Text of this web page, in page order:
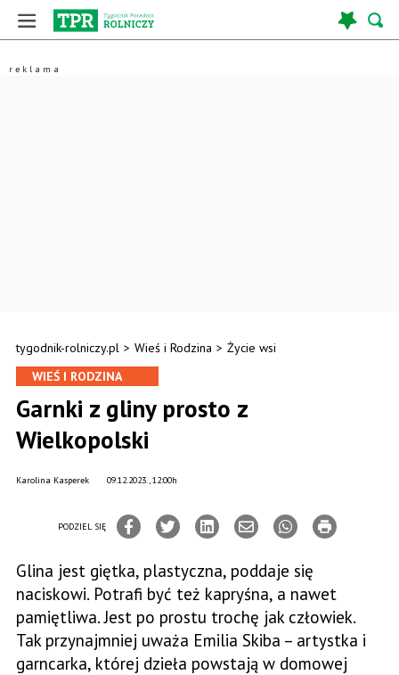
tygodnik-rolniczy.pl > Wieś i Rodzina > Życie wsi
WIEŚ I RODZINA
Garnki z gliny prosto z
Wielkopolski
09.12.2023., 12:00h
Karolina Kasperek
PODZIEL SIĘ
Glina jest giętka, plastyczna, poddaje się
naciskowi. Potrafi być też kapryśna, a nawet
pamiętliwa. Jest po prostu trochę jak człowiek.
Tak przynajmniej uważa Emilia Skiba – artystka i
garncarka, której dzieła powstają w domowej